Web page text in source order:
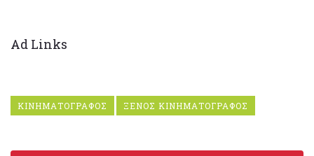
Ad Links
ΚΙΝΗΜΑΤΟΓΡΑΦΟΣ ΞΕΝΟΣ ΚΙΝΗΜΑΤΟΓΡΑΦΟΣ